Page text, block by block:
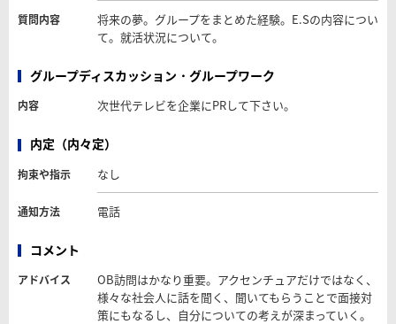
質問内容
将来の夢。グループをまとめた経験。E.Sの内容につい
て。就活状況について。
グループディスカッション・グループワーク
内容 次世代テレビを企業にPRして下さい。
内定（内々定）
拘束や指示 なし
通知方法 電話
コメント
アドバイス
OB訪問はかなり重要。アクセンチュアだけではなく、
様々な社会人に話を聞く、聞いてもらうことで面接対
策にもなるし、自分についての考えが深まっていく。